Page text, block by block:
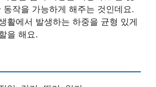
동작을 가능하게 해주는 것인데요.
활에서 발생하는 하중을 균형 있게
을 해요.